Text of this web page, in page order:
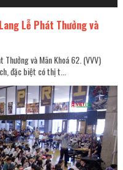
Lễ Phát Thưởng và
Thưởng và Mãn Khoá 62. (VVV)
đặc biệt có thị t...